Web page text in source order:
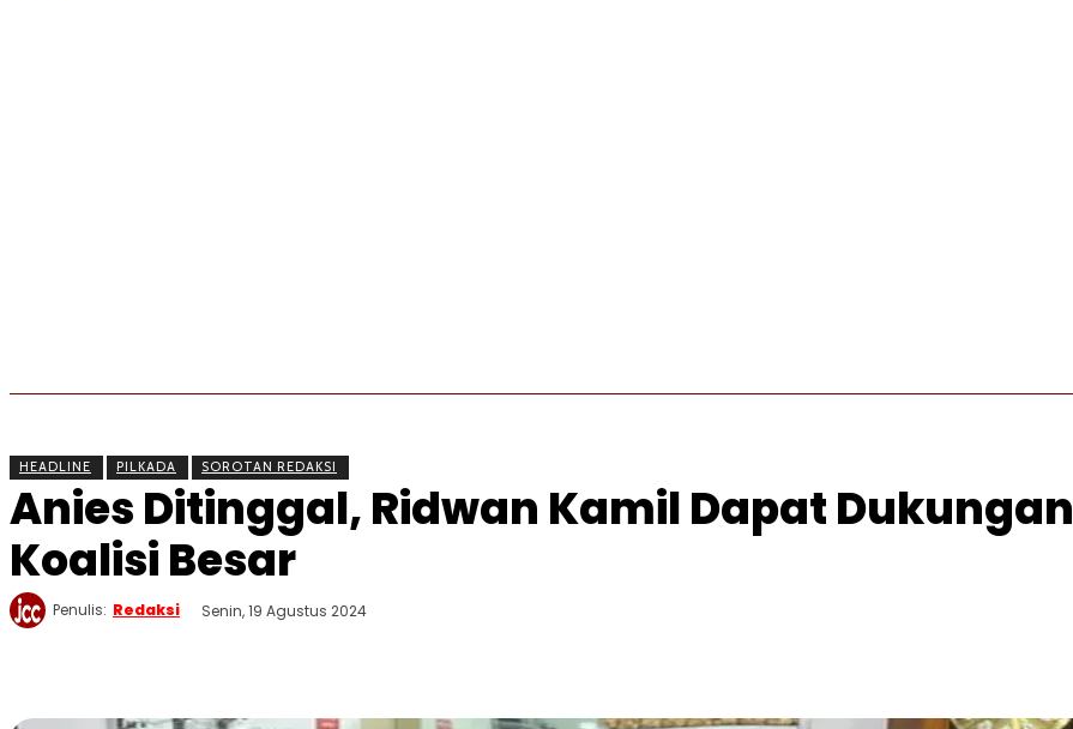
HEADLINE PILKADA SOROTAN REDAKSI
Anies Ditinggal, Ridwan Kamil Dapat Dukungan
Koalisi Besar
Penulis: Redaksi Senin, 19 Agustus 2024